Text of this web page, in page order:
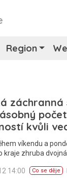
Region
záchranná
kvůli
víkendu a
kraje zhruba
14:00 Co se děje